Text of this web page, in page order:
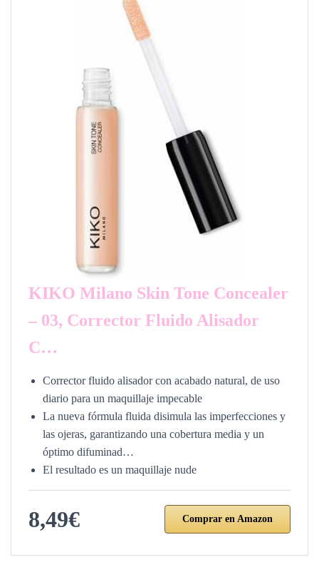
KIKO Milano Skin Tone Concealer
– 03, Corrector Fluido Alisador
C…
Corrector fluido alisador con acabado natural, de uso
diario para un maquillaje impecable
La nueva fórmula fluida disimula las imperfecciones y
las ojeras, garantizando una cobertura media y un
óptimo difuminad…
El resultado es un maquillaje nude
8,49€ Comprar en Amazon